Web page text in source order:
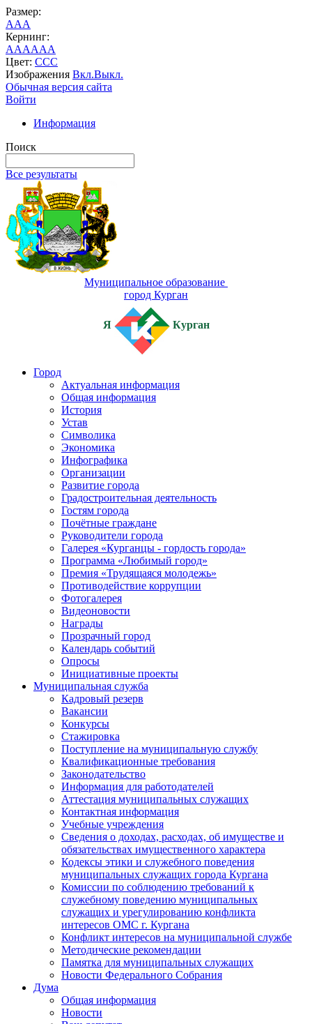
Размер:
AAA
Кернинг:
AAAAAA
Цвет: CCC
Изображения Вкл.Выкл.
Обычная версия сайта
Войти
Информация
Поиск
Все результаты
Муниципальное образование
город Курган
Я Курган
Город
Актуальная информация
Общая информация
История
Устав
Символика
Экономика
Инфографика
Организации
Развитие города
Градостроительная деятельность
Гостям города
Почётные граждане
Руководители города
Галерея «Курганцы - гордость города»
Программа «Любимый город»
Премия «Трудящаяся молодежь»
Противодействие коррупции
Фотогалерея
Видеоновости
Награды
Прозрачный город
Календарь событий
Опросы
Инициативные проекты
Муниципальная служба
Кадровый резерв
Вакансии
Конкурсы
Стажировка
Поступление на муниципальную службу
Квалификационные требования
Законодательство
Информация для работодателей
Аттестация муниципальных служащих
Контактная информация
Учебные учреждения
Сведения о доходах, расходах, об имуществе и
обязательствах имущественного характера
Кодексы этики и служебного поведения
муниципальных служащих города Кургана
Комиссии по соблюдению требований к
служебному поведению муниципальных
служащих и урегулированию конфликта
интересов ОМС г. Кургана
Конфликт интересов на муниципальной службе
Методические рекомендации
Памятка для муниципальных служащих
Новости Федерального Cобрания
Дума
Общая информация
Новости